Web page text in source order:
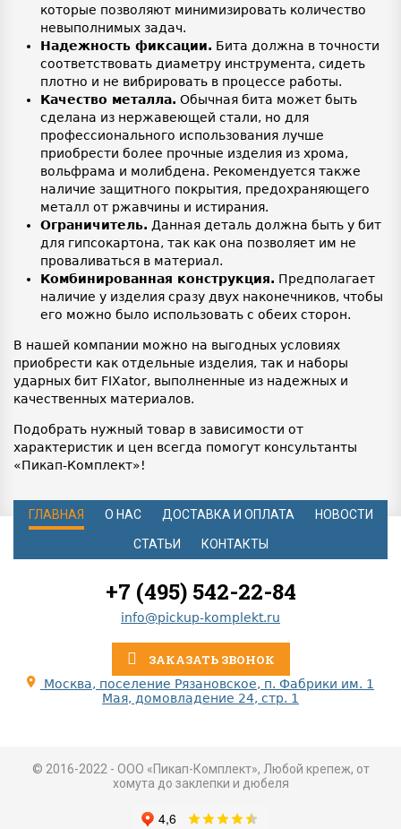
которые позволяют минимизировать количество
невыполнимых задач.
Надежность фиксации. Бита должна в точности
соответствовать диаметру инструмента, сидеть
плотно и не вибрировать в процессе работы.
Качество металла. Обычная бита может быть
сделана из нержавеющей стали, но для
профессионального использования лучше
приобрести более прочные изделия из хрома,
вольфрама и молибдена. Рекомендуется также
наличие защитного покрытия, предохраняющего
металл от ржавчины и истирания.
Ограничитель. Данная деталь должна быть у бит
для гипсокартона, так как она позволяет им не
проваливаться в материал.
Комбинированная конструкция. Предполагает
наличие у изделия сразу двух наконечников, чтобы
его можно было использовать с обеих сторон.
В нашей компании можно на выгодных условиях
приобрести как отдельные изделия, так и наборы
ударных бит FIXator, выполненные из надежных и
качественных материалов.
Подобрать нужный товар в зависимости от
характеристик и цен всегда помогут консультанты
«Пикап-Комплект»!
ГЛАВНАЯ О НАС ДОСТАВКА И ОПЛАТА НОВОСТИ
СТАТЬИ КОНТАКТЫ
+7 (495) 542-22-84
info@pickup-komplekt.ru
ЗАКАЗАТЬ ЗВОНОК
Москва, поселение Рязановское, п. Фабрики им. 1
Мая, домовладение 24, стр. 1
© 2016-2022 - ООО «Пикап-Комплект», Любой крепеж, от
хомута до заклепки и дюбеля